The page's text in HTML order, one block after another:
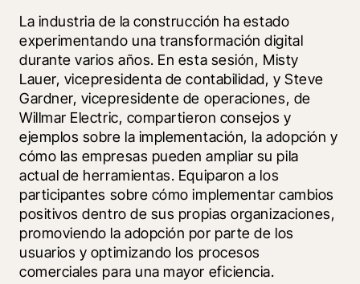
La industria de la construcción ha estado
experimentando una transformación digital
durante varios años. En esta sesión, Misty
Lauer, vicepresidenta de contabilidad, y Steve
Gardner, vicepresidente de operaciones, de
Willmar Electric, compartieron consejos y
ejemplos sobre la implementación, la adopción y
cómo las empresas pueden ampliar su pila
actual de herramientas. Equiparon a los
participantes sobre cómo implementar cambios
positivos dentro de sus propias organizaciones,
promoviendo la adopción por parte de los
usuarios y optimizando los procesos
comerciales para una mayor eficiencia.